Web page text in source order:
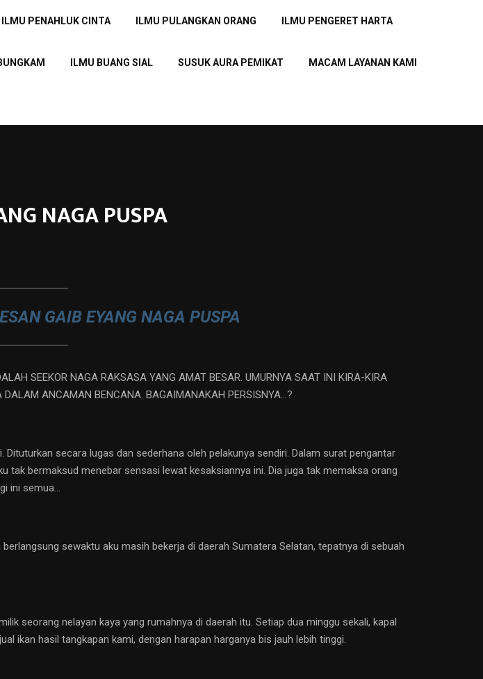
ILMU PENAHLUK CINTA ILMU PULANGKAN ORANG ILMU PENGERET HARTA
ILMU BUANG SIAL SUSUK AURA PEMIKAT MACAM LAYANAN KAMI
NAGA PUSPA
GAIB EYANG NAGA PUSPA
SEEKOR NAGA RAKSASA YANG AMAT BESAR. UMURNYA SAAT INI KIRA-KIRA
DALAM ANCAMAN BENCANA. BAGAIMANAKAH PERSISNYA…?
secara lugas dan sederhana oleh pelakunya sendiri. Dalam surat pengantar
tak bermaksud menebar sensasi lewat kesaksiannya ini. Dia juga tak memaksa orang
ini semua…
sewaktu aku masih bekerja di daerah Sumatera Selatan, tepatnya di sebuah
seorang nelayan kaya yang rumahnya di daerah itu. Setiap dua minggu sekali, kapal
ikan hasil tangkapan kami, dengan harapan harganya bis jauh lebih tinggi.